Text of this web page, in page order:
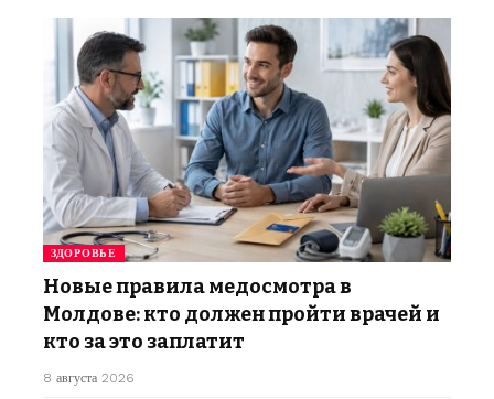
ЗДОРОВЬЕ
Новые правила медосмотра в
Молдове: кто должен пройти врачей и
кто за это заплатит
8 августа 2026